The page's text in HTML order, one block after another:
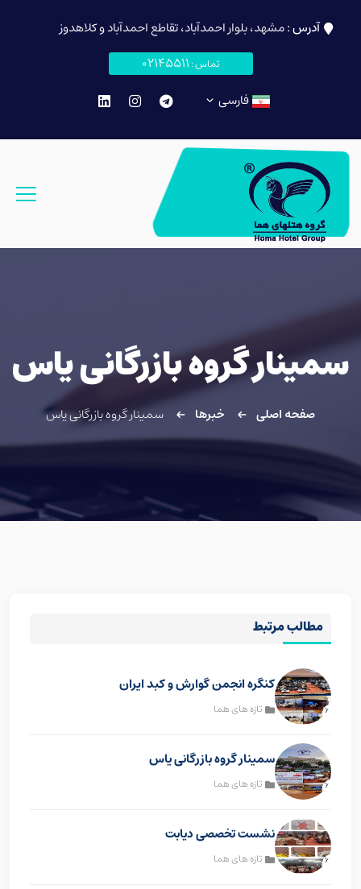
آدرس :مشهد، بلوار احمدآباد، تقاطع احمدآباد و کلاهدوز
تماس :02145511
فارسی
سمینار گروه بازرگانی یاس
صفحه اصلی خبرها سمینار گروه بازرگانی یاس
مطالب مرتبط
کنگره انجمن گوارش و کبد ایران
تازه های هما
سمینار گروه بازرگانی یاس
تازه های هما
نشست تخصصی دیابت
تازه های هما